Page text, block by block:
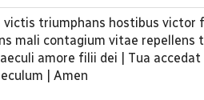
triumphans hostibus victor
mali contagium vitae repellens
amore filii dei | Tua
| Amen